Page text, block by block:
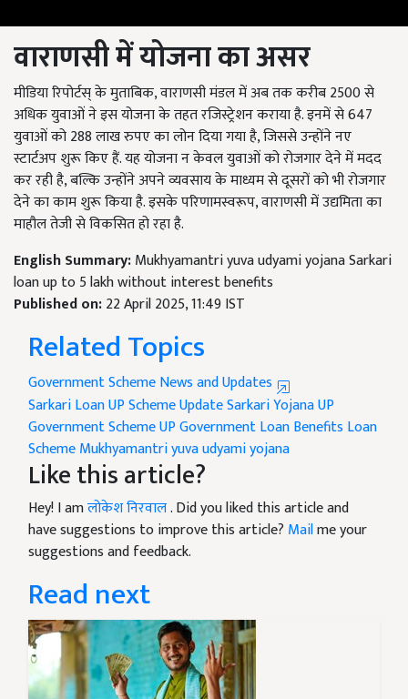
वाराणसी में योजना का असर
मीडिया रिपोर्टस् के मुताबिक, वाराणसी मंडल में अब तक करीब 2500 से
अधिक युवाओं ने इस योजना के तहत रजिस्ट्रेशन कराया है. इनमें से 647
युवाओं को 288 लाख रुपए का लोन दिया गया है, जिससे उन्होंने नए
स्टार्टअप शुरू किए हैं. यह योजना न केवल युवाओं को रोजगार देने में मदद
कर रही है, बल्कि उन्होंने अपने व्यवसाय के माध्यम से दूसरों को भी रोजगार
देने का काम शुरू किया है. इसके परिणामस्वरूप, वाराणसी में उद्यमिता का
माहौल तेजी से विकसित हो रहा है.
English Summary:Mukhyamantri yuva udyami yojana Sarkari
loan up to 5 lakh without interest benefits
Published on:22 April 2025, 11:49 IST
Related Topics
Government Scheme News and Updates
Sarkari LoanUP Scheme UpdateSarkari YojanaUP
Government SchemeUP GovernmentLoan Benefits Loan
SchemeMukhyamantri yuva udyami yojana
Like this article?
Hey! I amलोकेश निरवाल. Did you liked this article and
have suggestions to improve this article? Mailme your
suggestions and feedback.
Read next